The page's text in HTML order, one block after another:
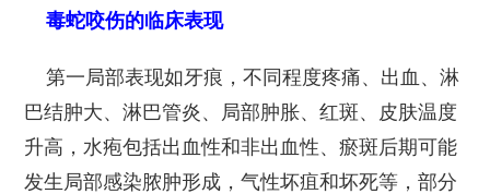
毒蛇咬伤的临床表现
第一局部表现如牙痕，不同程度疼痛、出血、淋
巴结肿大、淋巴管炎、局部肿胀、红斑、皮肤温度
升高，水疱包括出血性和非出血性、瘀斑后期可能
发生局部感染脓肿形成，气性坏疽和坏死等，部分